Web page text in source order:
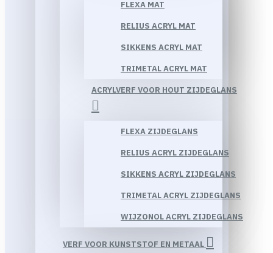
FLEXA MAT
RELIUS ACRYL MAT
SIKKENS ACRYL MAT
TRIMETAL ACRYL MAT
ACRYLVERF VOOR HOUT ZIJDEGLANS
FLEXA ZIJDEGLANS
RELIUS ACRYL ZIJDEGLANS
SIKKENS ACRYL ZIJDEGLANS
TRIMETAL ACRYL ZIJDEGLANS
WIJZONOL ACRYL ZIJDEGLANS
VERF VOOR KUNSTSTOF EN METAAL